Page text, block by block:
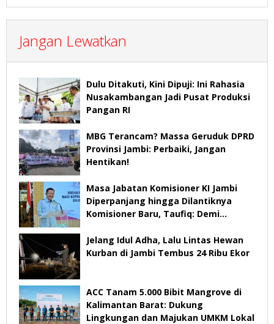
Jangan Lewatkan
Dulu Ditakuti, Kini Dipuji: Ini Rahasia
Nusakambangan Jadi Pusat Produksi
Pangan RI
MBG Terancam? Massa Geruduk DPRD
Provinsi Jambi: Perbaiki, Jangan
Hentikan!
Masa Jabatan Komisioner KI Jambi
Diperpanjang hingga Dilantiknya
Komisioner Baru, Taufiq: Demi
Jelang Idul Adha, Lalu Lintas Hewan
Kurban di Jambi Tembus 24 Ribu Ekor
ACC Tanam 5.000 Bibit Mangrove di
Kalimantan Barat: Dukung
Lingkungan dan Majukan UMKM Lokal